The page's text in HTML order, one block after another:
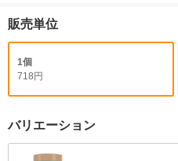
販売単位
1個
718円
バリエーション